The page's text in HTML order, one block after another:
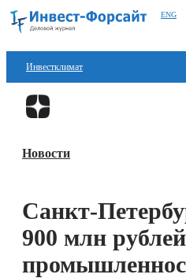
ENG
Инвестклимат
Финансы
Блокчейн
Новости
Санкт-
900 млн